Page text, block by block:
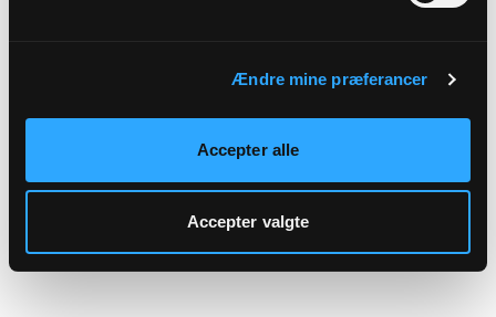
Ændre mine præferancer
Accepter alle
Accepter valgte